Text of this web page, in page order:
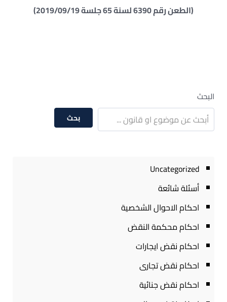
(الطعن رقم 6390 لسنة 65 جلسة 2019/09/19)
البحث
بحث
Uncategorized
أسئلة شائعة
احكام الاحوال الشخصية
احكام محكمة النقض
احكام نقض ايجارات
احكام نقض تجارى
احكام نقض جنائية